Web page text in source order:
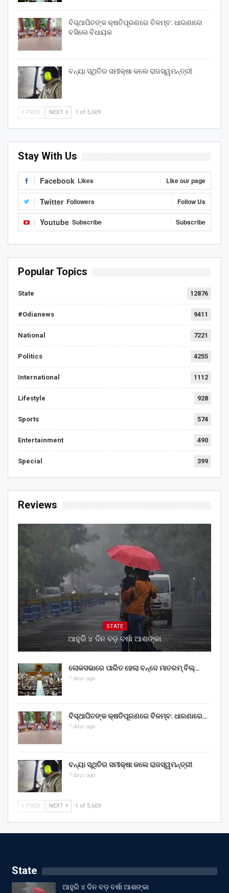
ବିସ୍ଥାପିତଙ୍କ କ୍ଷତିପୂରଣରେ ବିଳମ୍ବ: ଧାରଣାରେ
ବସିଲେ ବିଧାୟକ
ବନ୍ୟା ସ୍ଥିତିର ସମୀକ୍ଷା କଲେ ରାଜସ୍ୱମନ୍ତ୍ରୀ
PREV NEXT 1 of 5,609
Stay With Us
Facebook Likes Like our page
Twitter Followers Follow Us
Youtube Subscribe Subscribe
Popular Topics
State 12876
#Odianews 9411
National 7221
Politics 4255
International 1112
Lifestyle 928
Sports 574
Entertainment 490
Special 399
Reviews
STATE
ଆହୁରି ୪ ଦିନ ବଡ଼ ବର୍ଷା ଆଶଙ୍କା
ଲୋକସଭାରେ ପାରିତ ହେଲା ବନ୍ଦେ ମାତରମ୍‌ ବିଲ୍‌…
7 days ago
ବିସ୍ଥାପିତଙ୍କ କ୍ଷତିପୂରଣରେ ବିଳମ୍ବ: ଧାରଣାରେ…
7 days ago
ବନ୍ୟା ସ୍ଥିତିର ସମୀକ୍ଷା କଲେ ରାଜସ୍ୱମନ୍ତ୍ରୀ
7 days ago
PREV NEXT 1 of 5,609
State
ଆହୁରି ୪ ଦିନ ବଡ଼ ବର୍ଷା ଆଶଙ୍କା